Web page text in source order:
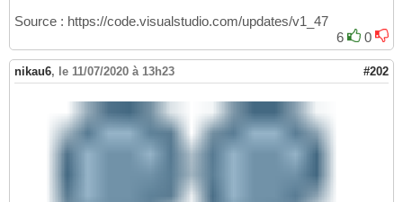
Source : https://code.visualstudio.com/updates/v1_47
6
0
nikau6, le 11/07/2020 à 13h23 #202